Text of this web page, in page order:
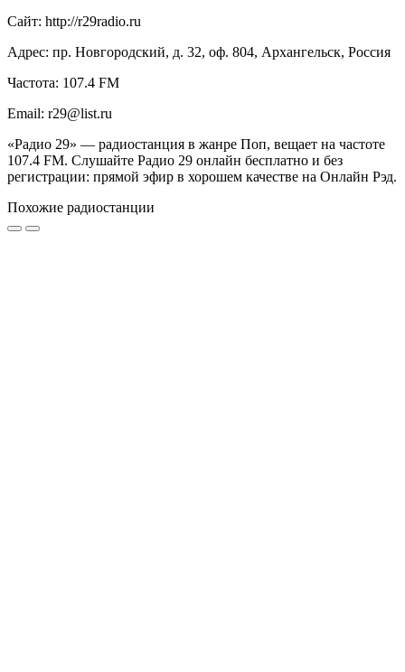
Сайт: http://r29radio.ru
Адрес: пр. Новгородский, д. 32, оф. 804, Архангельск, Россия
Частота: 107.4 FM
Email: r29@list.ru
«Радио 29» — радиостанция в жанре Поп, вещает на частоте
107.4 FM. Слушайте Радио 29 онлайн бесплатно и без
регистрации: прямой эфир в хорошем качестве на Онлайн Рэд.
Похожие радиостанции